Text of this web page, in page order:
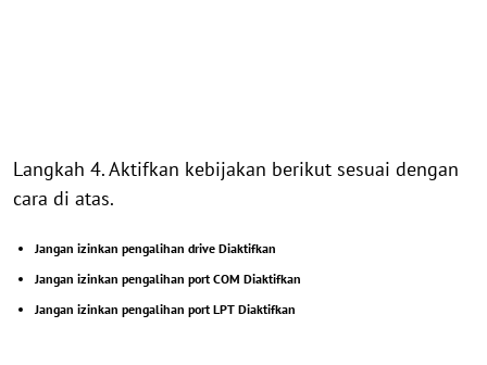
Langkah 4. Aktifkan kebijakan berikut sesuai dengan
cara di atas.
Jangan izinkan pengalihan drive Diaktifkan
Jangan izinkan pengalihan port COM Diaktifkan
Jangan izinkan pengalihan port LPT Diaktifkan